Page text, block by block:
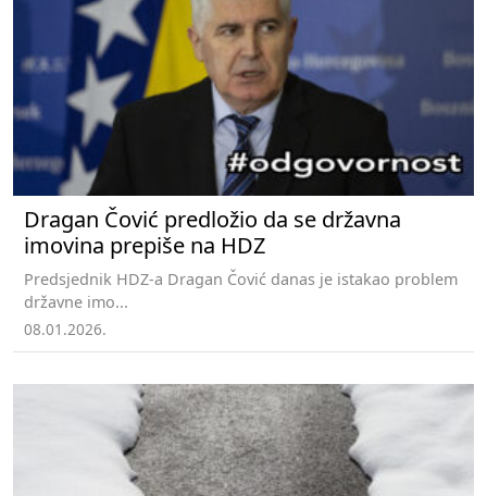
Dragan Čović predložio da se državna
imovina prepiše na HDZ
Predsjednik HDZ-a Dragan Čović danas je istakao problem
državne imo...
08.01.2026.